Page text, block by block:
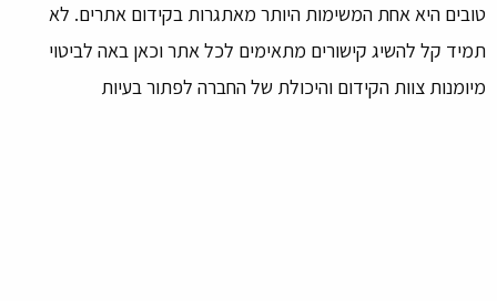
טובים היא אחת המשימות היותר מאתגרות בקידום אתרים. לא
תמיד קל להשיג קישורים מתאימים לכל אתר וכאן באה לביטוי
מיומנות צוות הקידום והיכולת של החברה לפתור בעיות